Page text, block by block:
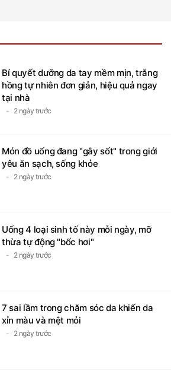
Bí quyết dưỡng da tay mềm mịn, trắng
hồng tự nhiên đơn giản, hiệu quả ngay
tại nhà
2 ngày trước
Món đồ uống đang "gây sốt" trong giới
yêu ăn sạch, sống khỏe
2 ngày trước
Uống 4 loại sinh tố này mỗi ngày, mỡ
thừa tự động "bốc hơi"
2 ngày trước
7 sai lầm trong chăm sóc da khiến da
xỉn màu và mệt mỏi
2 ngày trước